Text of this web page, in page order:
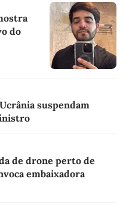
do
suspendam
de drone perto de
embaixadora